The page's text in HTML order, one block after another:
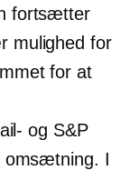
fortsætter
mulighed for
for at
og S&P
omsætning. I